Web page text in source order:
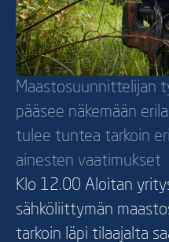
Maastosuunnittelijan
pääsee näkemään
tulee tuntea tarkoin
ainesten vaatimukset
Klo 12.00 Aloitan
sähköliittymän
tarkoin läpi tilaajalta